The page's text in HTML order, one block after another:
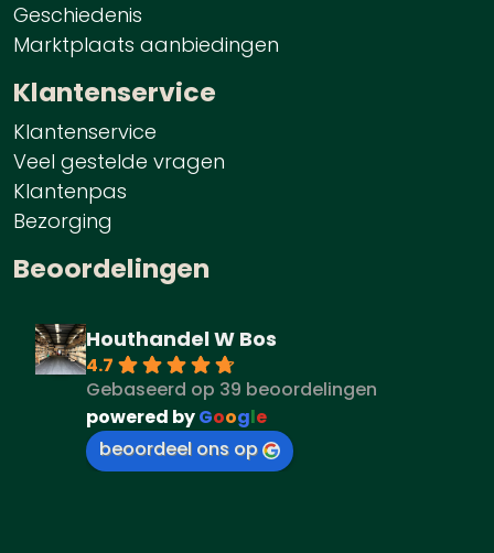
Geschiedenis
Marktplaats aanbiedingen
Klantenservice
Klantenservice
Veel gestelde vragen
Klantenpas
Bezorging
Beoordelingen
Houthandel W Bos
4.7
Gebaseerd op 39 beoordelingen
powered byGoogle
beoordeel ons op